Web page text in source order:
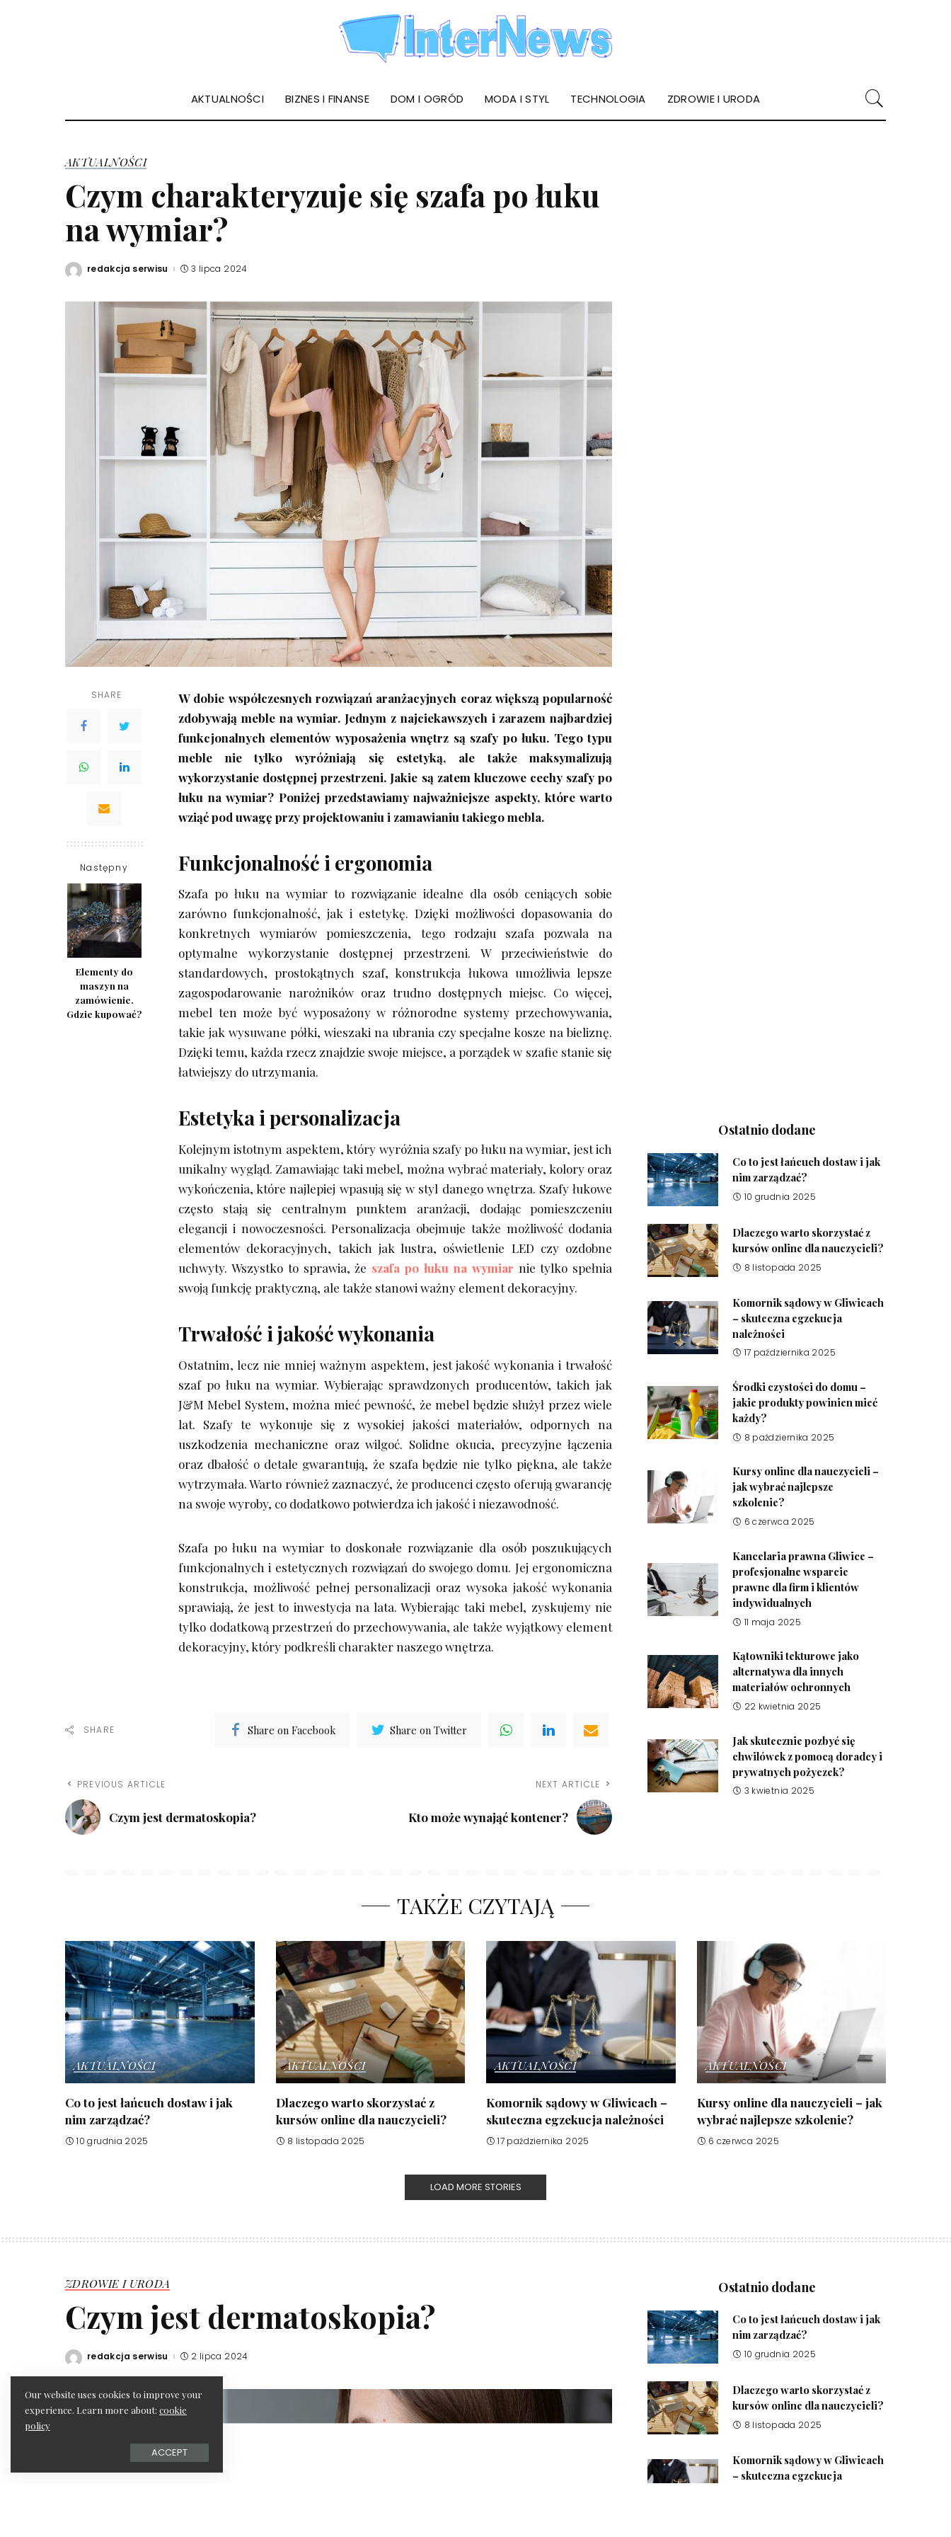
AKTUALNOŚCI BIZNES I FINANSE DOM I OGRÓD MODA I STYL TECHNOLOGIA ZDROWIE I URODA
AKTUALNOŚCI
Czym charakteryzuje się szafa po łuku
na wymiar?
Posted
redakcja serwisu 3 lipca 2024
SHARE
Następny
Elementy do
maszyn na
zamówienie.
Gdzie kupować?
W dobie współczesnych rozwiązań aranżacyjnych coraz większą popularność
zdobywają meble na wymiar. Jednym z najciekawszych i zarazem najbardziej
funkcjonalnych elementów wyposażenia wnętrz są szafy po łuku. Tego typu
meble nie tylko wyróżniają się estetyką, ale także maksymalizują
wykorzystanie dostępnej przestrzeni. Jakie są zatem kluczowe cechy szafy po
łuku na wymiar? Poniżej przedstawiamy najważniejsze aspekty, które warto
wziąć pod uwagę przy projektowaniu i zamawianiu takiego mebla.
Funkcjonalność i ergonomia
Szafa po łuku na wymiar to rozwiązanie idealne dla osób ceniących sobie
zarówno funkcjonalność, jak i estetykę. Dzięki możliwości dopasowania do
konkretnych wymiarów pomieszczenia, tego rodzaju szafa pozwala na
optymalne wykorzystanie dostępnej przestrzeni. W przeciwieństwie do
standardowych, prostokątnych szaf, konstrukcja łukowa umożliwia lepsze
zagospodarowanie narożników oraz trudno dostępnych miejsc. Co więcej,
mebel ten może być wyposażony w różnorodne systemy przechowywania,
takie jak wysuwane półki, wieszaki na ubrania czy specjalne kosze na bieliznę.
Dzięki temu, każda rzecz znajdzie swoje miejsce, a porządek w szafie stanie się
łatwiejszy do utrzymania.
Estetyka i personalizacja
Kolejnym istotnym aspektem, który wyróżnia szafy po łuku na wymiar, jest ich
unikalny wygląd. Zamawiając taki mebel, można wybrać materiały, kolory oraz
wykończenia, które najlepiej wpasują się w styl danego wnętrza. Szafy łukowe
często stają się centralnym punktem aranżacji, dodając pomieszczeniu
elegancji i nowoczesności. Personalizacja obejmuje także możliwość dodania
elementów dekoracyjnych, takich jak lustra, oświetlenie LED czy ozdobne
uchwyty. Wszystko to sprawia, że szafa po łuku na wymiar nie tylko spełnia
swoją funkcję praktyczną, ale także stanowi ważny element dekoracyjny.
Trwałość i jakość wykonania
Ostatnim, lecz nie mniej ważnym aspektem, jest jakość wykonania i trwałość
szaf po łuku na wymiar. Wybierając sprawdzonych producentów, takich jak
J&M Mebel System, można mieć pewność, że mebel będzie służył przez wiele
lat. Szafy te wykonuje się z wysokiej jakości materiałów, odpornych na
uszkodzenia mechaniczne oraz wilgoć. Solidne okucia, precyzyjne łączenia
oraz dbałość o detale gwarantują, że szafa będzie nie tylko piękna, ale także
wytrzymała. Warto również zaznaczyć, że producenci często oferują gwarancję
na swoje wyroby, co dodatkowo potwierdza ich jakość i niezawodność.
Szafa po łuku na wymiar to doskonałe rozwiązanie dla osób poszukujących
funkcjonalnych i estetycznych rozwiązań do swojego domu. Jej ergonomiczna
konstrukcja, możliwość pełnej personalizacji oraz wysoka jakość wykonania
sprawiają, że jest to inwestycja na lata. Wybierając taki mebel, zyskujemy nie
tylko dodatkową przestrzeń do przechowywania, ale także wyjątkowy element
dekoracyjny, który podkreśli charakter naszego wnętrza.
SHARE Share on Facebook Share on Twitter
PREVIOUS ARTICLE
Czym jest dermatoskopia?
NEXT ARTICLE
Kto może wynająć kontener?
Ostatnio dodane
Co to jest łańcuch dostaw i jak
nim zarządzać?
10 grudnia 2025
Dlaczego warto skorzystać z
kursów online dla nauczycieli?
8 listopada 2025
Komornik sądowy w Gliwicach
– skuteczna egzekucja
należności
17 października 2025
Środki czystości do domu –
jakie produkty powinien mieć
każdy?
8 października 2025
Kursy online dla nauczycieli –
jak wybrać najlepsze
szkolenie?
6 czerwca 2025
Kancelaria prawna Gliwice –
profesjonalne wsparcie
prawne dla firm i klientów
indywidualnych
11 maja 2025
Kątowniki tekturowe jako
alternatywa dla innych
materiałów ochronnych
22 kwietnia 2025
Jak skutecznie pozbyć się
chwilówek z pomocą doradcy i
prywatnych pożyczek?
3 kwietnia 2025
TAKŻE CZYTAJĄ
AKTUALNOŚCI
Co to jest łańcuch dostaw i jak
nim zarządzać?
10 grudnia 2025
AKTUALNOŚCI
Dlaczego warto skorzystać z
kursów online dla nauczycieli?
8 listopada 2025
AKTUALNOŚCI
Komornik sądowy w Gliwicach –
skuteczna egzekucja należności
17 października 2025
AKTUALNOŚCI
Kursy online dla nauczycieli – jak
wybrać najlepsze szkolenie?
6 czerwca 2025
LOAD MORE STORIES
ZDROWIE I URODA
Czym jest dermatoskopia?
Posted
redakcja serwisu 2 lipca 2024
Ostatnio dodane
Co to jest łańcuch dostaw i jak
nim zarządzać?
10 grudnia 2025
Dlaczego warto skorzystać z
kursów online dla nauczycieli?
8 listopada 2025
Komornik sądowy w Gliwicach
– skuteczna egzekucja
Our website uses cookies to improve your
experience. Learn more about: cookie
policy
ACCEPT